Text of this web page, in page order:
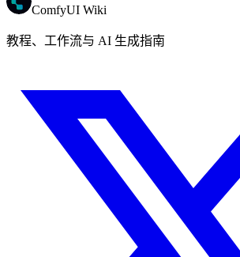
ComfyUI Wiki
教程、工作流与 AI 生成指南